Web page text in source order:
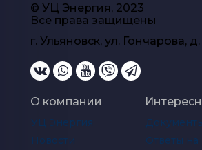
© УЦ Энергия, 2023
Все права защищены
г. Ульяновск, ул. Гончарова,
Ответы
О компании
УЦ Энергия
Новости